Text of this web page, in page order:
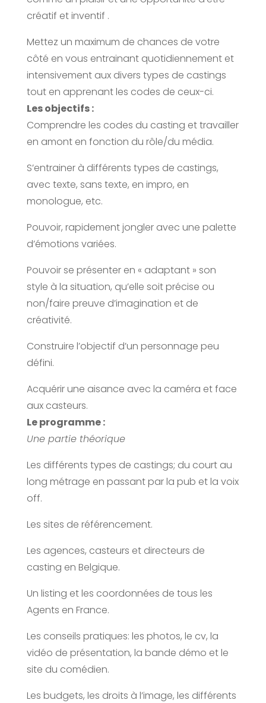
créatif et inventif .
Mettez un maximum de chances de votre
côté en vous entrainant quotidiennement et
intensivement aux divers types de castings
tout en apprenant les codes de ceux-ci.
Les objectifs :
Comprendre les codes du casting et travailler
en amont en fonction du rôle/du média.
S’entrainer à différents types de castings,
avec texte, sans texte, en impro, en
monologue, etc.
Pouvoir, rapidement jongler avec une palette
d’émotions variées.
Pouvoir se présenter en « adaptant » son
style à la situation, qu’elle soit précise ou
non/faire preuve d’imagination et de
créativité.
Construire l’objectif d’un personnage peu
défini.
Acquérir une aisance avec la caméra et face
aux casteurs.
Le programme :
Une partie théorique
Les différents types de castings; du court au
long métrage en passant par la pub et la voix
off.
Les sites de référencement.
Les agences, casteurs et directeurs de
casting en Belgique.
Un listing et les coordonnées de tous les
Agents en France.
Les conseils pratiques: les photos, le cv, la
vidéo de présentation, la bande démo et le
site du comédien.
Les budgets, les droits à l’image, les différents